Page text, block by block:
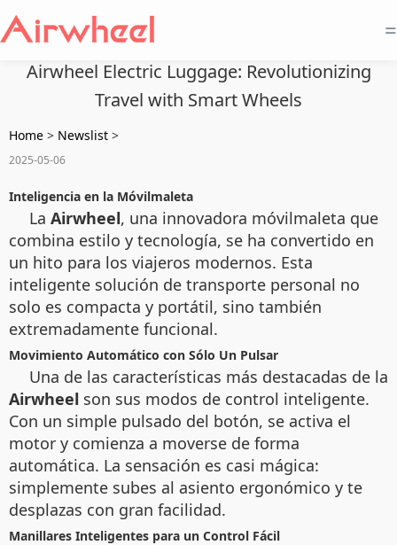
=
Airwheel Electric Luggage: Revolutionizing
Travel with Smart Wheels
Home > Newslist >
2025-05-06
Inteligencia en la Móvilmaleta
La Airwheel, una innovadora móvilmaleta que
combina estilo y tecnología, se ha convertido en
un hito para los viajeros modernos. Esta
inteligente solución de transporte personal no
solo es compacta y portátil, sino también
extremadamente funcional.
Movimiento Automático con Sólo Un Pulsar
Una de las características más destacadas de la
Airwheel son sus modos de control inteligente.
Con un simple pulsado del botón, se activa el
motor y comienza a moverse de forma
automática. La sensación es casi mágica:
simplemente subes al asiento ergonómico y te
desplazas con gran facilidad.
Manillares Inteligentes para un Control Fácil